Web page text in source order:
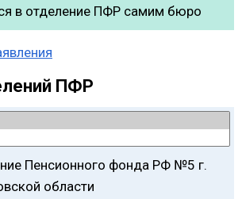
в отделение ПФР самим бюро
ПФР
Пенсионного фонда РФ №5 г.
области